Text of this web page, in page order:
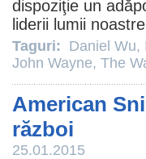
dispoziţie un
liderii lumii
Taguri: Daniel Wu,
John Wayne, The
American
război
25.01.2015